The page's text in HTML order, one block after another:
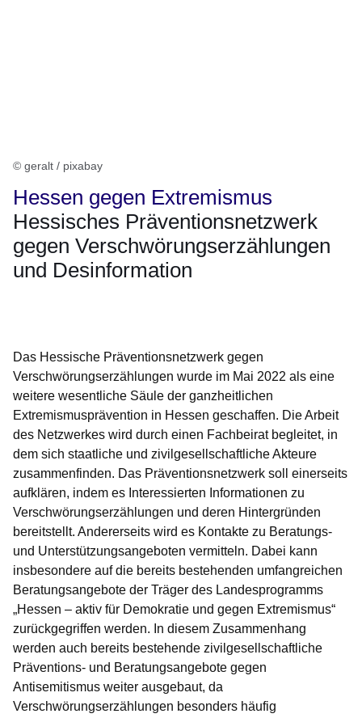
© geralt / pixabay
Hessen gegen Extremismus
Hessisches Präventionsnetzwerk
gegen Verschwörungserzählungen
und Desinformation
Das Hessische Präventionsnetzwerk gegen
Verschwörungserzählungen wurde im Mai 2022 als eine
weitere wesentliche Säule der ganzheitlichen
Extremismusprävention in Hessen geschaffen. Die Arbeit
des Netzwerkes wird durch einen Fachbeirat begleitet, in
dem sich staatliche und zivilgesellschaftliche Akteure
zusammenfinden. Das Präventionsnetzwerk soll einerseits
aufklären, indem es Interessierten Informationen zu
Verschwörungserzählungen und deren Hintergründen
bereitstellt. Andererseits wird es Kontakte zu Beratungs-
und Unterstützungsangeboten vermitteln. Dabei kann
insbesondere auf die bereits bestehenden umfangreichen
Beratungsangebote der Träger des Landesprogramms
„Hessen – aktiv für Demokratie und gegen Extremismus“
zurückgegriffen werden. In diesem Zusammenhang
werden auch bereits bestehende zivilgesellschaftliche
Präventions- und Beratungsangebote gegen
Antisemitismus weiter ausgebaut, da
Verschwörungserzählungen besonders häufig